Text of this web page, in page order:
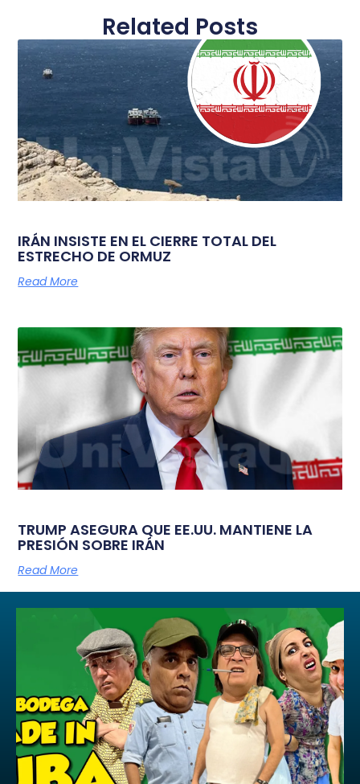
Related Posts
IRÁN INSISTE EN EL CIERRE TOTAL DEL
ESTRECHO DE ORMUZ
Read More
TRUMP ASEGURA QUE EE.UU. MANTIENE LA
PRESIÓN SOBRE IRÁN
Read More